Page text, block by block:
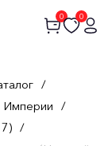
0 0
/
Империи /
/